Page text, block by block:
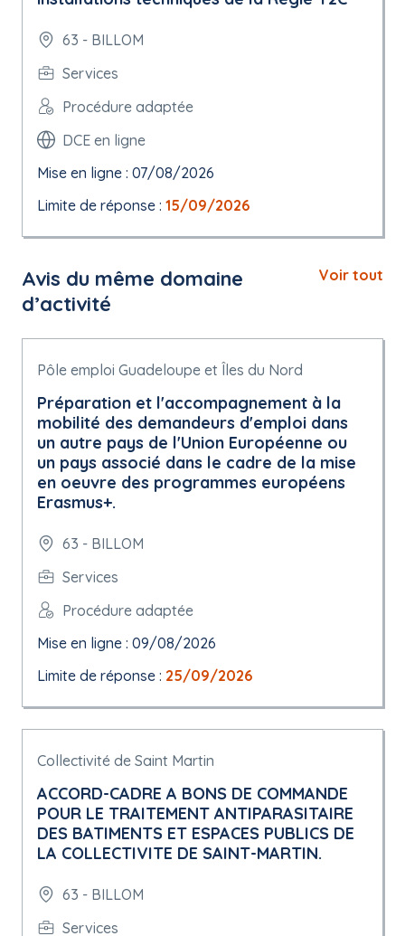
63 - BILLOM
Services
Procédure adaptée
DCE en ligne
Mise en ligne : 07/08/2026
Limite de réponse : 15/09/2026
Avis du même domaine
d’activité
Voir tout
Pôle emploi Guadeloupe et Îles du Nord
Préparation et l'accompagnement à la
mobilité des demandeurs d'emploi dans
un autre pays de l'Union Européenne ou
un pays associé dans le cadre de la mise
en oeuvre des programmes européens
Erasmus+.
63 - BILLOM
Services
Procédure adaptée
Mise en ligne : 09/08/2026
Limite de réponse : 25/09/2026
Collectivité de Saint Martin
ACCORD-CADRE A BONS DE COMMANDE
POUR LE TRAITEMENT ANTIPARASITAIRE
DES BATIMENTS ET ESPACES PUBLICS DE
LA COLLECTIVITE DE SAINT-MARTIN.
63 - BILLOM
Services